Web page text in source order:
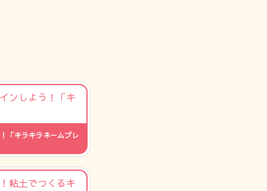
「キラキラネームプレ
：--